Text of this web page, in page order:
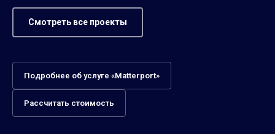
Смотреть все проекты
Подробнее об услуге «Matterport»
Рассчитать стоимость